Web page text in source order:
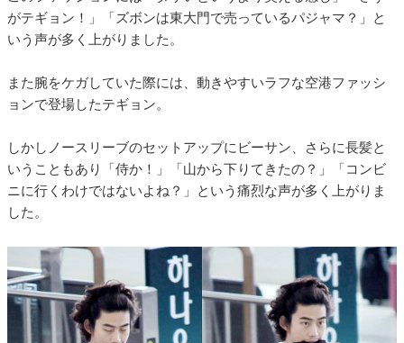
がテギョン！」「ズボンは東大門で売っているパジャマ？」と
いう声が多く上がりました。
また腕をケガしていた際には、動きやすいラフな空港ファッシ
ョンで登場したテギョン。
しかしノースリーブのセットアップにビーサン、さらに長髪と
いうこともあり「侍か！」「山から下りてきたの？」「コンビ
ニに行くわけではないよね？」という痛烈な声が多く上がりま
した。